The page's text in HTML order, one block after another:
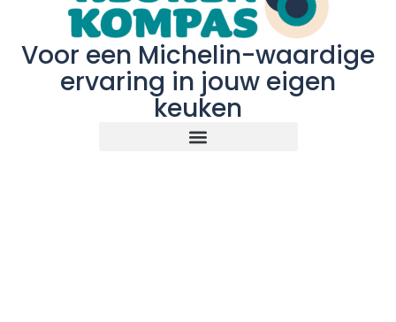
Voor een Michelin-waardige
ervaring in jouw eigen
keuken